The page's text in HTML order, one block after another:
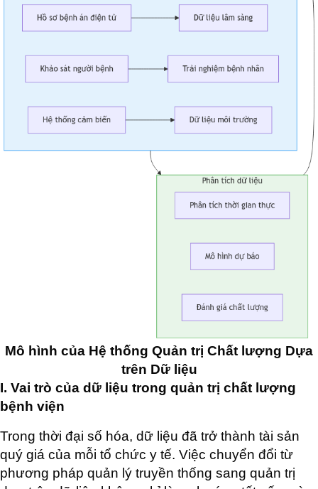
Mô hình của Hệ thống Quản trị Chất lượng Dựa
trên Dữ liệu
I. Vai trò của dữ liệu trong quản trị chất lượng
bệnh viện
Trong thời đại số hóa, dữ liệu đã trở thành tài sản
quý giá của mỗi tổ chức y tế. Việc chuyển đổi từ
phương pháp quản lý truyền thống sang quản trị